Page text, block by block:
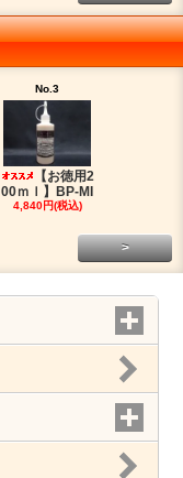
No.3
【お徳用2
00ｍｌ】BP-MI
4,840円(税込)
>